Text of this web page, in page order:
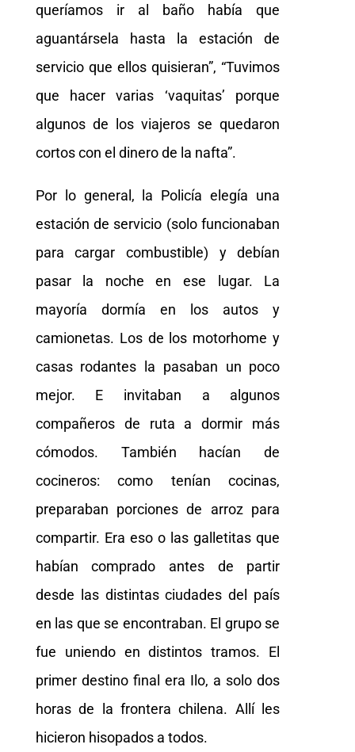
queríamos ir al baño había que
aguantársela hasta la estación de
servicio que ellos quisieran”, “Tuvimos
que hacer varias ‘vaquitas’ porque
algunos de los viajeros se quedaron
cortos con el dinero de la nafta”.
Por lo general, la Policía elegía una
estación de servicio (solo funcionaban
para cargar combustible) y debían
pasar la noche en ese lugar. La
mayoría dormía en los autos y
camionetas. Los de los motorhome y
casas rodantes la pasaban un poco
mejor. E invitaban a algunos
compañeros de ruta a dormir más
cómodos. También hacían de
cocineros: como tenían cocinas,
preparaban porciones de arroz para
compartir. Era eso o las galletitas que
habían comprado antes de partir
desde las distintas ciudades del país
en las que se encontraban. El grupo se
fue uniendo en distintos tramos. El
primer destino final era Ilo, a solo dos
horas de la frontera chilena. Allí les
hicieron hisopados a todos.